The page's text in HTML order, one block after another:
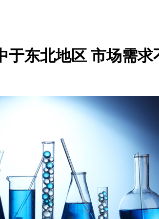
于东北地区 市场需求